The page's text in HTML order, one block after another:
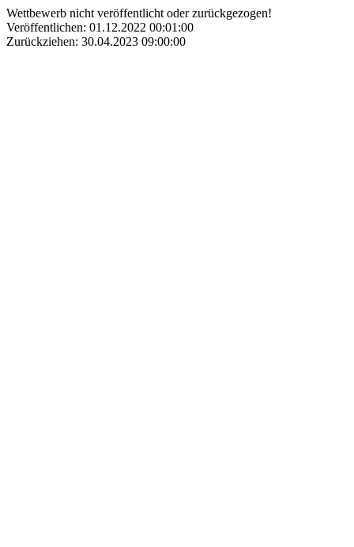
Wettbewerb nicht veröffentlicht oder zurückgezogen!
Veröffentlichen: 01.12.2022 00:01:00
Zurückziehen: 30.04.2023 09:00:00